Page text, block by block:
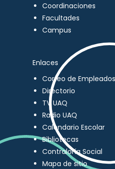
Coordinaciones
Facultades
Campus
Enlaces
Correo de
Directorio
TV UAQ
Radio UAQ
Calendario Escolar
Bibliotecas
Contraloría Social
Mapa de sitio